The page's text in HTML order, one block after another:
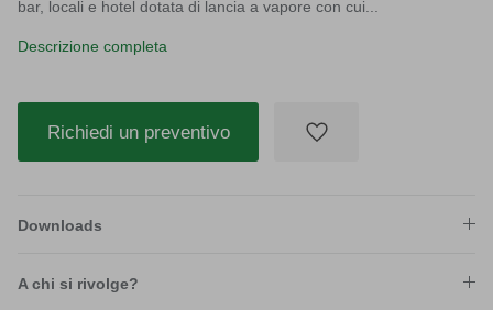
bar, locali e hotel dotata di lancia a vapore con cui...
Descrizione completa
Richiedi un preventivo
Downloads
A chi si rivolge?